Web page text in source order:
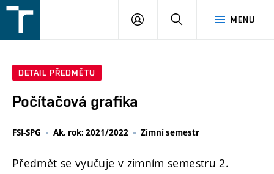
v
MENU
PŘIHLÁŠENÍ
DETAIL PŘEDMĚTU
Počítačová grafika
FSI-SPG Ak. rok: 2021/2022 Zimní semestr
Předmět se vyučuje v zimním semestru 2.